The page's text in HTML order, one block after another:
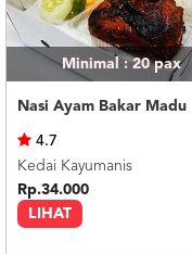
Minimal : 20pax
Nasi Ayam Bakar Madu
LIHAT
4.7
Kedai Kayumanis
Rp.34.000